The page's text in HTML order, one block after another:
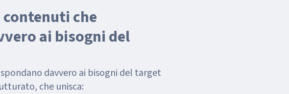
contenuti che
ai bisogni del
davvero ai bisogni del target
che unisca: